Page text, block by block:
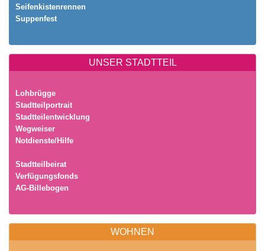
Seifenkistenrennen
Suppenfest
UNSER STADTTEIL
Lohbrügge
Stadtteilportrait
Stadtteilentwicklung
Wegweiser
Notdienste/Hilfe
Stadtteilbeirat
Verfügungsfonds
AG-Billebogen
WOHNEN